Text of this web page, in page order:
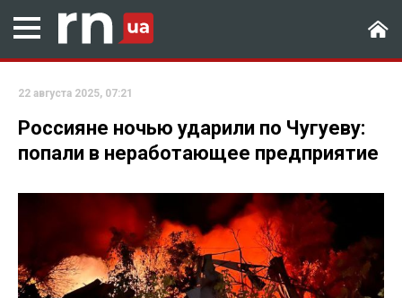
22 августа 2025, 07:21
Россияне ночью ударили по Чугуеву:
попали в неработающее предприятие